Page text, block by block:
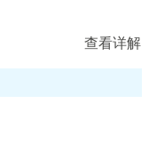
查看详解